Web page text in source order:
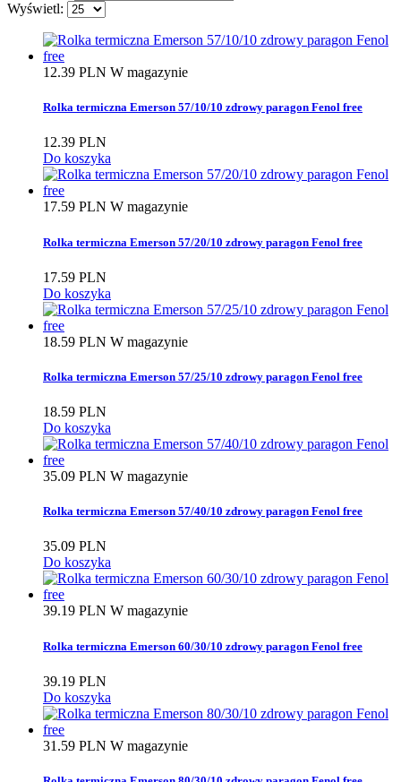
Wyczyść
Szerokość
57 mm 7
Długość
15 m 1
30 m 2
60 m 1
80 1
Typ papieru
termiczny 8
Stabilność nadruku
6 lat 4
PLN
Kategorie
Rolki offsetowe 5
Rolki termiczne 44
Producenci
Promocje
Wyświetl:
12.39 PLN W magazynie
Rolka termiczna Emerson 57/10/10 zdrowy paragon Fenol free
12.39 PLN
Do koszyka
17.59 PLN W magazynie
Rolka termiczna Emerson 57/20/10 zdrowy paragon Fenol free
17.59 PLN
Do koszyka
18.59 PLN W magazynie
Rolka termiczna Emerson 57/25/10 zdrowy paragon Fenol free
18.59 PLN
Do koszyka
35.09 PLN W magazynie
Rolka termiczna Emerson 57/40/10 zdrowy paragon Fenol free
35.09 PLN
Do koszyka
39.19 PLN W magazynie
Rolka termiczna Emerson 60/30/10 zdrowy paragon Fenol free
39.19 PLN
Do koszyka
31.59 PLN W magazynie